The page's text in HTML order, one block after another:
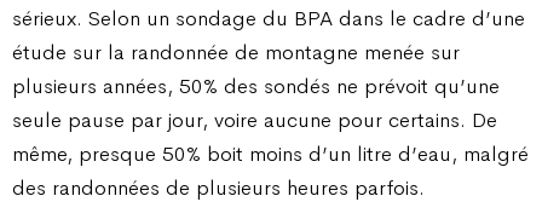
sérieux. Selon un sondage du BPA dans le cadre d’une
étude sur la randonnée de montagne menée sur
plusieurs années, 50% des sondés ne prévoit qu’une
seule pause par jour, voire aucune pour certains. De
même, presque 50% boit moins d’un litre d’eau, malgré
des randonnées de plusieurs heures parfois.